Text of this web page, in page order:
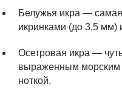
Белужья икра —
икринками (до 3,5 мм)
Осетровая икра —
выраженным морским
ноткой.